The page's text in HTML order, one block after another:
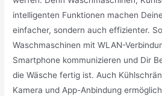
intelligenten Funktionen machen
einfacher, sondern auch effizienter.
Waschmaschinen mit WLAN-
Smartphone kommunizieren und Dir
die Wäsche fertig ist. Auch
Kamera und App-Anbindung